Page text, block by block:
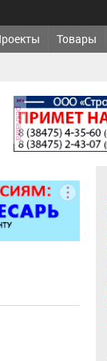
Товары
реклама